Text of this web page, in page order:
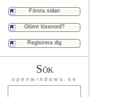
Första sidan
Glömt lösenord?
Registrera dig
Sök
openwindows.se